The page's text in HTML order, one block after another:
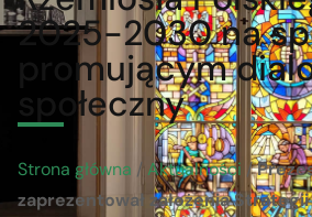
2025-2030 na
promującym
społeczny
Strona główna / Aktualności /
zaprezentował założenia Strategii